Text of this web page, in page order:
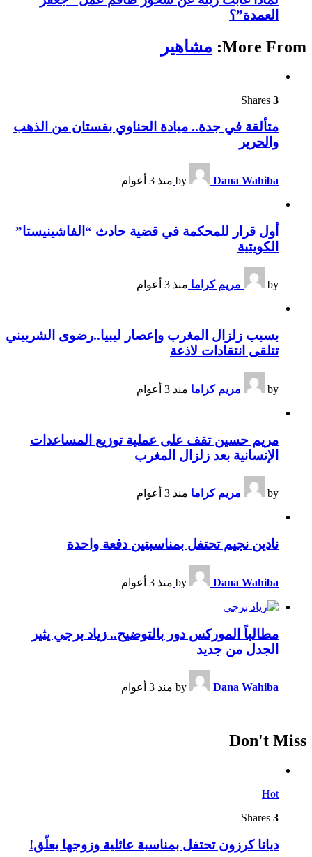
العمدة”؟
More From: مشاهير
3
متألقة في جدة.. ميادة الحناوي بفستان من الذهب
والحرير
by Dana Wahiba منذ 3 أعوام
أول قرار للمحكمة في قضية حادث “الفاشينيستا”
الكويتية
by مريم كراما منذ 3 أعوام
بسبب زلزال المغرب وإعصار ليبيا..رضوى الشربيني
تتلقى انتقادات لاذعة
by مريم كراما منذ 3 أعوام
مريم حسين تقف على عملية توزيع المساعدات
الإنسانية بعد زلزال المغرب
by مريم كراما منذ 3 أعوام
نادين نجيم تحتفل بمناسبتين دفعة واحدة
by Dana Wahiba منذ 3 أعوام
مطالباً الموركس دور بالتوضيح.. زياد برجي يثير
الجدل من جديد
by Dana Wahiba منذ 3 أعوام
Don't Miss
Hot
3
ديانا كرزون تحتفل بمناسبة عائلية وزوجها يعلّق!